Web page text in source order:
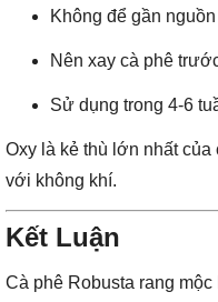
Không để gần
Nên xay cà phê
Sử dụng trong 4-6
Oxy là kẻ thù lớn nhất của
với không khí.
Kết Luận
Cà phê Robusta rang